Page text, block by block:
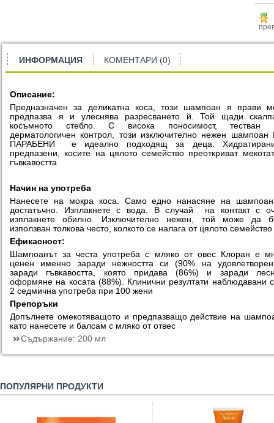
ИНФОРМАЦИЯ КОМЕНТАРИ (0)
Описание:
Предназначен за деликатна коса, този шампоан я прави
предпазва я и улеснява разресването й. Той щади
косъмното стебло. С висока поносимост, тестван
дерматологичен контрол, този изключително нежен шампоан
ПАРАБЕНИ е идеално подходящ за деца.
предпазени, косите на цялото семейство преоткриват
гъвкавостта
Начин на употреба
Нанесете на мокра коса. Само едно нанасяне на
достатъчно. Изплакнете с вода. В случай на контакт с
изплакнете обилно. Изключително нежен, той може да
използван толкова често, колкото се налага от цялото семейство
Ефикасност:
Шампоанът за честа употреба с мляко от овес Клоран е
ценен именно заради нежността си (90% на
заради гъвкавостта, която придава (86%) и заради
оформяне на косата (88%). Клинични резултати наблюдавани
2 седмична употреба при 100 жени
Препоръки
Допълнете омекотяващото и предпазващо действие на
като нанесете и балсам с мляко от отвес
Съдържание: 200 мл
ПОПУЛЯРНИ ПРОДУКТИ